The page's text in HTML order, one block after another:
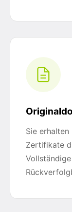
Sie erhalten
Zertifikate